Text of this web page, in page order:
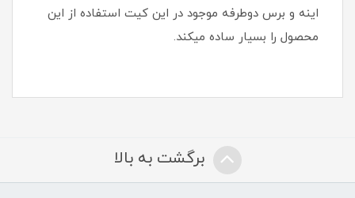
اینه و برس دوطرفه موجود در این کیت استفاده از این
محصول را بسیار ساده میکند.
برگشت به بالا